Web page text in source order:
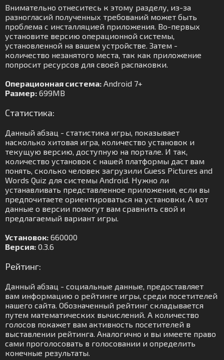
Внимательно отнеситесь к этому разделу, из-за
разногласий полученных требований может быть
проблема с инсталляцией приложения. Во-первых
установите версию операционной системы,
установленной на вашем устройстве. Затем -
количество незанятого места, так как приложение
попросит ресурсов для своей распаковки.
Операционная система: Android 7+
Размер: 699MB
Статистика:
Данный абзац - статистика игры, показывает
насколько хитовая игра, количество установок и
текущую версию, доступную на портале. И так,
количество установок с нашей платформы даст вам
понять, сколько человек загрузили Guess Pictures and
Words Quiz для системы Android. Нужно ли
устанавливать представленное приложения, если вы
предпочитаете ориентироваться на установки. А вот
данные о версии помогут вам сравнить свой и
предлагаемый вариант игры.
Установок: 660000
Версия: 0.3.6
Рейтинг:
Данный абзац - социальные данные, предоставляет
вам информацию о рейтинге игры, среди посетителей
нашего сайта. Обозначенный рейтинг складывается
путем математических вычислений. А количество
голосов покажет вам активность посетителей в
выставлении рейтинга. Аналогично и вы имеете право
сами проголосовать в голосовании и определить
конечные результаты.